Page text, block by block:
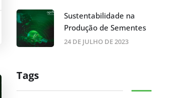
Sustentabilidade na
Produção de Sementes
24 DE JULHO DE 2023
Tags